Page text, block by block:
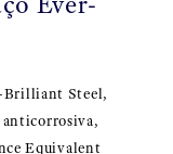
Brilliant Steel,
Equivalent